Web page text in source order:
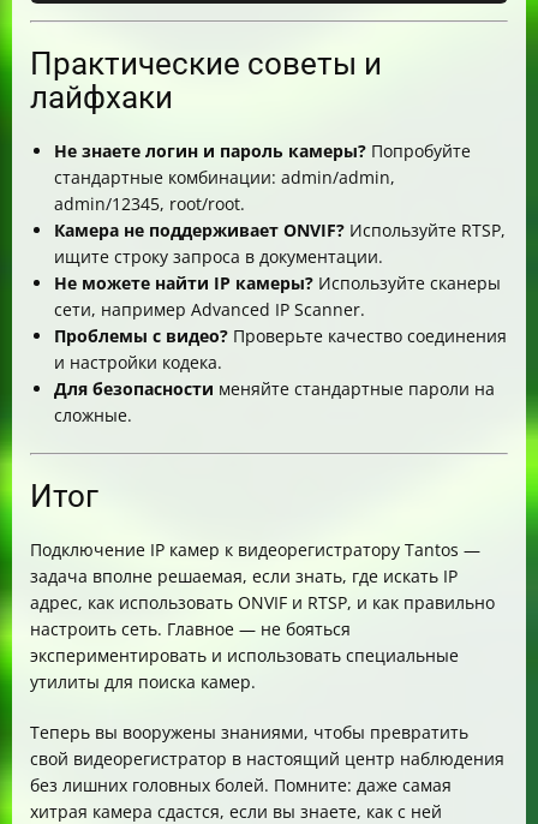
Практические советы и
лайфхаки
Не знаете логин и пароль камеры? Попробуйте
стандартные комбинации: admin/admin,
admin/12345, root/root.
Камера не поддерживает ONVIF? Используйте RTSP,
ищите строку запроса в документации.
Не можете найти IP камеры? Используйте сканеры
сети, например Advanced IP Scanner.
Проблемы с видео? Проверьте качество соединения
и настройки кодека.
Для безопасности меняйте стандартные пароли на
сложные.
Итог
Подключение IP камер к видеорегистратору Tantos —
задача вполне решаемая, если знать, где искать IP
адрес, как использовать ONVIF и RTSP, и как правильно
настроить сеть. Главное — не бояться
экспериментировать и использовать специальные
утилиты для поиска камер.
Теперь вы вооружены знаниями, чтобы превратить
свой видеорегистратор в настоящий центр наблюдения
без лишних головных болей. Помните: даже самая
хитрая камера сдастся, если вы знаете, как с ней